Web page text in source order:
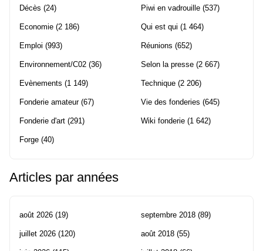
Décès (24)
Economie (2 186)
Emploi (993)
Environnement/C02 (36)
Evènements (1 149)
Fonderie amateur(67)
Fonderie d'art (291)
Forge (40)
Piwi en vadrouille (537)
Qui est qui (1 464)
Réunions (652)
Selon la presse (2 667)
Technique (2 206)
Vie des fonderies (645)
Wiki fonderie (1 642)
Articles par années
août 2026 (19)
juillet 2026 (120)
septembre 2018 (89)
août 2018 (55)